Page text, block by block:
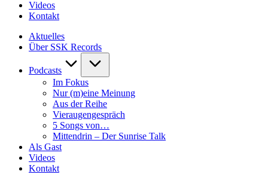
Videos
Kontakt
Aktuelles
Über SSK Records
Podcasts
Im Fokus
Nur (m)eine Meinung
Aus der Reihe
Vieraugengespräch
5 Songs von…
Mittendrin – Der Sunrise Talk
Als Gast
Videos
Kontakt